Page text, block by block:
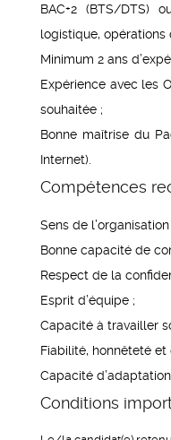
BAC+2 (BTS/DTS)
logistique, opérations
Minimum 2 ans
Expérience avec les
souhaitée ;
Bonne maîtrise du
Internet).
Compétences
Sens de
Bonne capacité de
Respect de la
Esprit d’équipe ;
Capacité à travailler
Fiabilité, honnêteté et
Capacité
Conditions